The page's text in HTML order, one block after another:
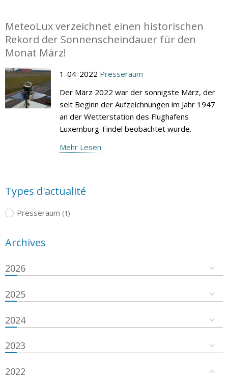
MeteoLux verzeichnet einen historischen
Rekord der Sonnenscheindauer für den
Monat März!
1-04-2022 Presseraum
Der März 2022 war der sonnigste März, der
seit Beginn der Aufzeichnungen im Jahr 1947
an der Wetterstation des Flughafens
Luxemburg-Findel beobachtet wurde.
Mehr Lesen
Types d'actualité
Presseraum (1)
Archives
2026
2025
2024
2023
2022